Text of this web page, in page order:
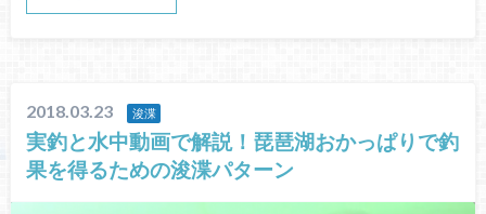
2018.03.23 浚渫
実釣と水中動画で解説！琵琶湖おかっぱりで釣
果を得るための浚渫パターン